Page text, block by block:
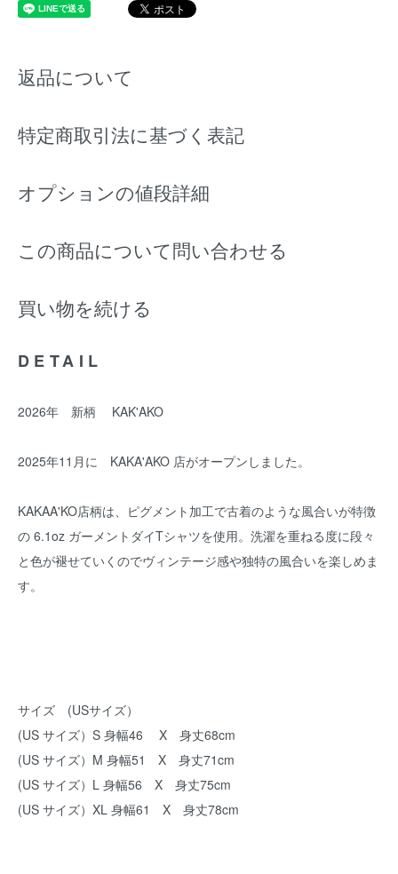
返品について
特定商取引法に基づく表記
オプションの値段詳細
この商品について問い合わせる
買い物を続ける
DETAIL
2026年 新柄 KAK'AKO
2025年11月に KAKA'AKO 店がオープンしました。
KAKAA'KO店柄は、ピグメント加工で古着のような風合いが特徴
の 6.1oz ガーメントダイTシャツを使用。洗濯を重ねる度に段々
と色が褪せていくのでヴィンテージ感や独特の風合いを楽しめま
す。
サイズ (USサイズ）
(US サイズ）S 身幅46 X 身丈68cm
(US サイズ）M 身幅51 X 身丈71cm
(US サイズ）L 身幅56 X 身丈75cm
(US サイズ）XL 身幅61 X 身丈78cm